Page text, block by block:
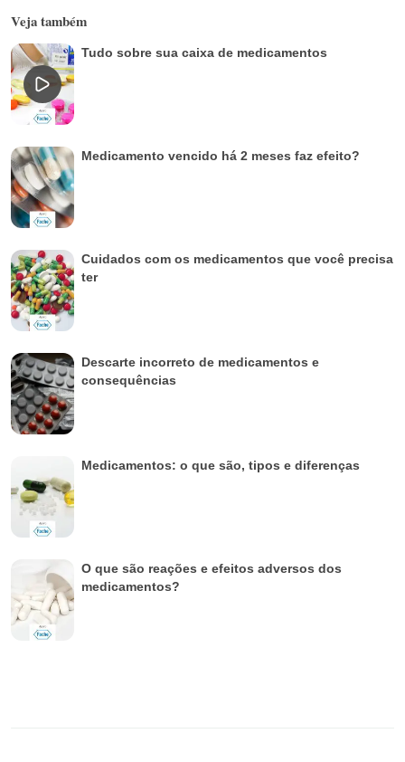
Veja também
Tudo sobre sua caixa de medicamentos
Medicamento vencido há 2 meses faz efeito?
Cuidados com os medicamentos que você precisa
ter
Descarte incorreto de medicamentos e
consequências
Medicamentos: o que são, tipos e diferenças
O que são reações e efeitos adversos dos
medicamentos?